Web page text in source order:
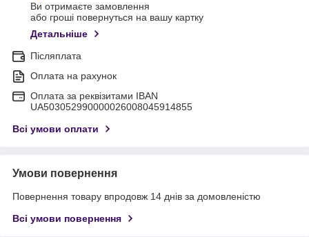
Ви отримаєте замовлення
або гроші повернуться на вашу картку
Детальніше
Післяплата
Оплата на рахунок
Оплата за реквізитами IBAN
UA503052990000026008045914855
Всі умови оплати
Умови повернення
Повернення товару впродовж 14 днів за домовленістю
Всі умови повернення